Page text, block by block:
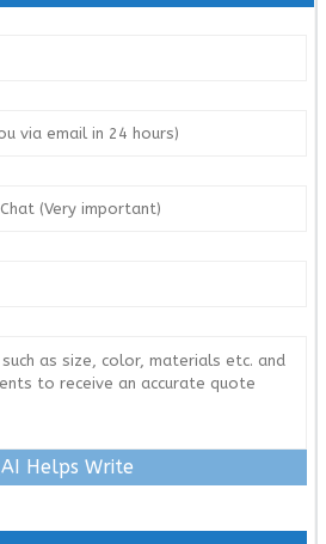
AI Helps Write